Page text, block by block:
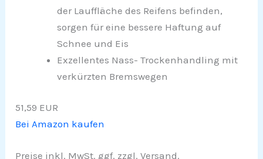
der Lauffläche des Reifens befinden,
sorgen für eine bessere Haftung auf
Schnee und Eis
Exzellentes Nass- Trockenhandling mit
verkürzten Bremswegen
51,59 EUR
Bei Amazon kaufen
Preise inkl. MwSt. ggf. zzgl. Versand.